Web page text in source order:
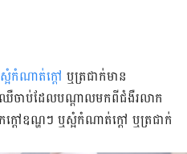
ស្អំ​កំណាត់​ក្ដៅ ឬ​ត្រជាក់​មាន​
ចាប់​ដែល​បណ្ដាល​មក​ពី​ជំងឺ​រលាក​
ៅ​ឧណ្ហ​ៗ ឬ​ស្អំ​កំណាត់​ក្ដៅ ឬ​ត្រជាក់​